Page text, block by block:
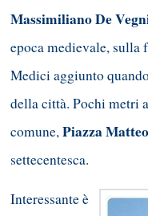
Massimiliano De
epoca medievale, sulla
Medici aggiunto
della città. Pochi metri
comune,Piazza
settecentesca.
Interessante è